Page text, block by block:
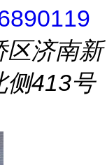
区济南新
侧413号